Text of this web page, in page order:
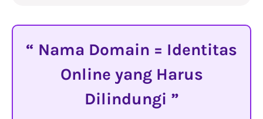
Nama Domain = Identitas
Online yang Harus
Dilindungi